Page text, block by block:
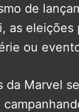
de
as eleições
ou
da Marvel